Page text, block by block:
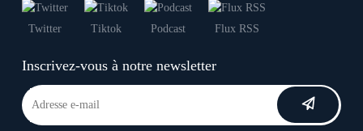
Twitter Tiktok Podcast Flux RSS
Inscrivez-vous à notre newsletter